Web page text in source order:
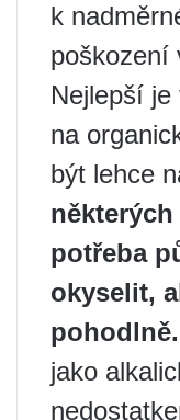
k
poškození
Nejlepší je
na
být lehce
potřeba
okyselit,
pohodlně.
jako